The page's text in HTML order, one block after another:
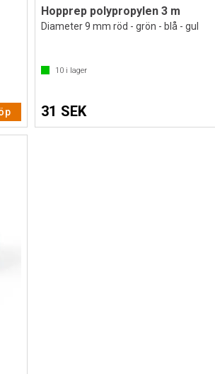
Hopprep polypropylen 3 m
Diameter 9 mm röd - grön - blå - gul
10 i lager
31 SEK